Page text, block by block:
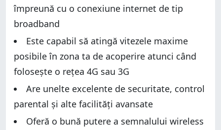
împreună cu o conexiune internet de tip
broadband
Este capabil să atingă vitezele maxime
posibile în zona ta de acoperire atunci când
folosește o rețea 4G sau 3G
Are unelte excelente de securitate, control
parental și alte facilități avansate
Oferă o bună putere a semnalului wireless